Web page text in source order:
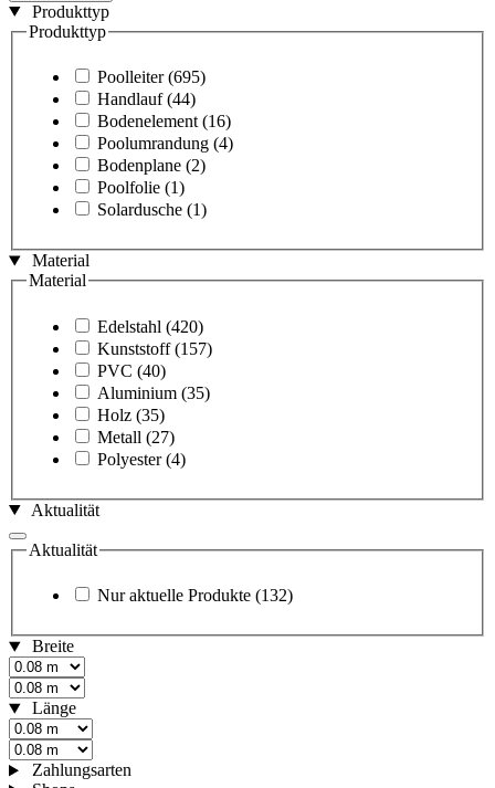
Produkttyp
Produkttyp
Poolleiter (695)
Handlauf (44)
Bodenelement (16)
Poolumrandung (4)
Bodenplane (2)
Poolfolie (1)
Solardusche (1)
Material
Material
Edelstahl (420)
Kunststoff (157)
PVC (40)
Aluminium (35)
Holz (35)
Metall (27)
Polyester (4)
Aktualität
Aktualität
Nur aktuelle Produkte (132)
Breite
Länge
Zahlungsarten